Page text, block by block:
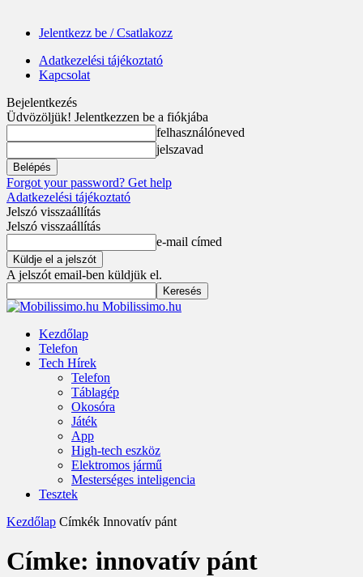
Jelentkezz be / Csatlakozz
Adatkezelési tájékoztató
Kapcsolat
Bejelentkezés
Üdvözöljük! Jelentkezzen be a fiókjába
felhasználóneved
jelszavad
Forgot your password? Get help
Adatkezelési tájékoztató
Jelszó visszaállítás
Jelszó visszaállítás
e-mail címed
A jelszót email-ben küldjük el.
Mobilissimo.hu
Kezdőlap
Telefon
Tech Hírek
Telefon
Táblagép
Okosóra
Játék
App
High-tech eszköz
Elektromos jármű
Mesterséges inteligencia
Tesztek
Kezdőlap Címkék Innovatív pánt
Címke: innovatív pánt